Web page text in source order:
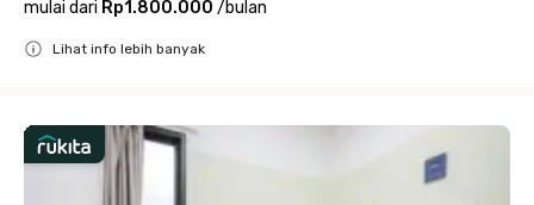
mulai dari Rp1.800.000 /bulan
Lihat info lebih banyak